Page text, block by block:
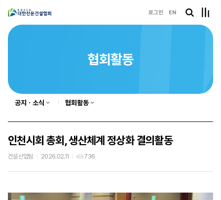
로그인 EN
협회활동
공지ㆍ소식 협회활동
인천시회 총회, 생산체계 정상화 결의활동
건설산업팀 2026.02.11 736